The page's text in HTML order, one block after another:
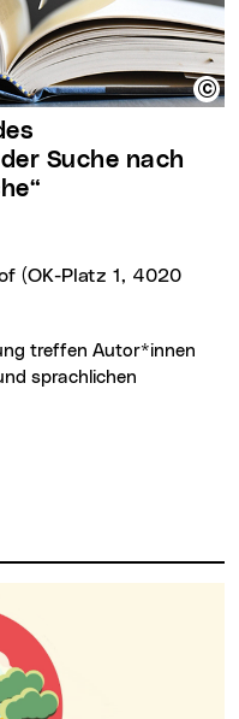
Suche nach
(OK-Platz 1, 4020
sprachlichen